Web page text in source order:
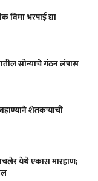
भरपाई द्या
सोन्याचे गंठन लंपास
शेतकऱ्याची
येथे एकास मारहाण;